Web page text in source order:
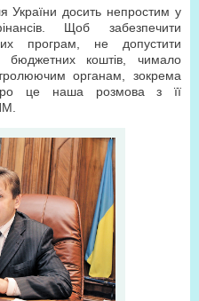
України досить непростим у
Щоб забезпечити
програм, не допустити
бюджетних коштів, чимало
органам, зокрема
Про це наша розмова з її